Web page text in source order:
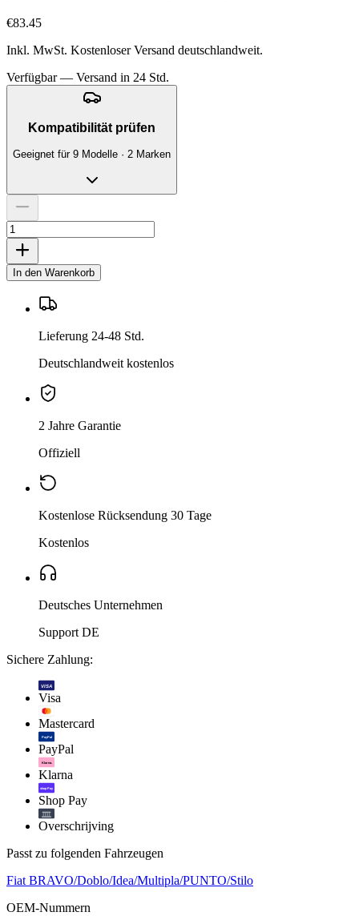
€83.45
Inkl. MwSt. Kostenloser Versand deutschlandweit.
Verfügbar — Versand in 24 Std.
Kompatibilität prüfen
Geeignet für 9 Modelle · 2 Marken
In den Warenkorb
Lieferung 24-48 Std.
Deutschlandweit kostenlos
2 Jahre Garantie
Offiziell
Kostenlose Rücksendung 30 Tage
Kostenlos
Deutsches Unternehmen
Support DE
Sichere Zahlung:
VISA
Visa
Mastercard
PayPal
PayPal
Klarna.
Klarna
shop Pay
Shop Pay
Overschrijving
Passt zu folgenden Fahrzeugen
Fiat BRAVO/Doblo/Idea/Multipla/PUNTO/Stilo
OEM-Nummern